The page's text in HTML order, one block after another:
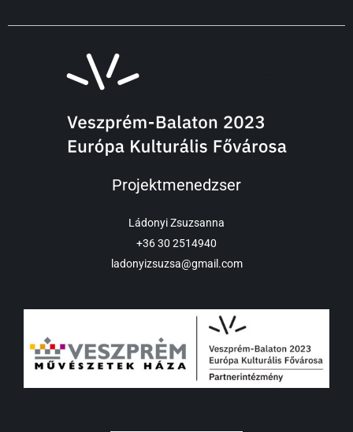
Projektmenedzser
Ládonyi Zsuzsanna
+36 30 2514940
ladonyizsuzsa@gmail.com